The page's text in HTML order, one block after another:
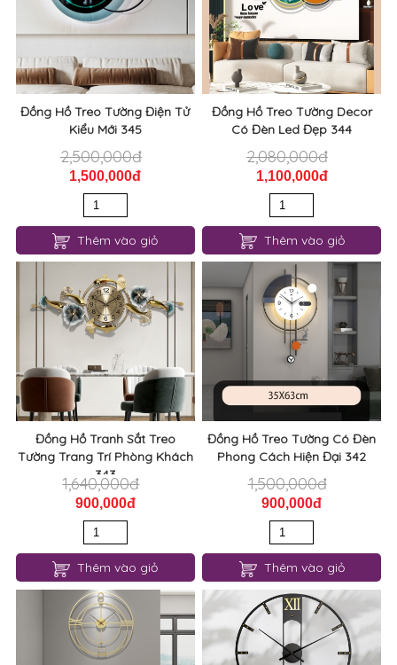
Đồng Hồ Treo Tường Điện Tử
Kiểu Mới 345
2,500,000đ
1,500,000đ
Thêm vào giỏ
Đồng Hồ Treo Tường Decor
Có Đèn Led Đẹp 344
2,080,000đ
1,100,000đ
Thêm vào giỏ
Đồng Hồ Tranh Sắt Treo
Tường Trang Trí Phòng Khách
343
1,640,000đ
900,000đ
Thêm vào giỏ
Đồng Hồ Treo Tường Có Đèn
Phong Cách Hiện Đại 342
1,500,000đ
900,000đ
Thêm vào giỏ